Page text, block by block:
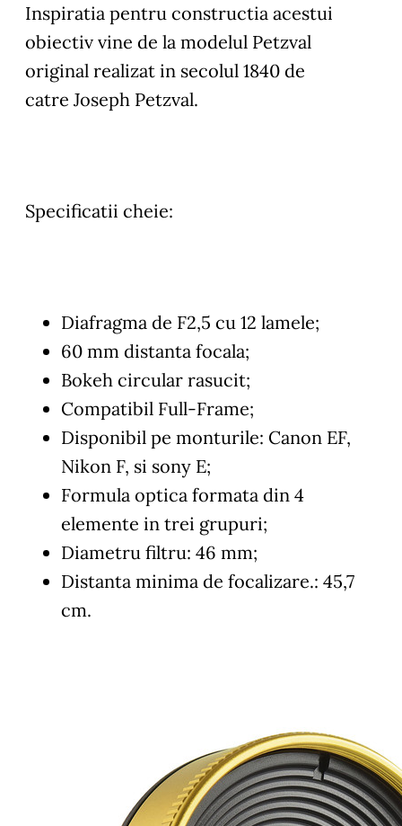
Inspiratia pentru constructia acestui
obiectiv vine de la modelul Petzval
original realizat in secolul 1840 de
catre Joseph Petzval.
Specificatii cheie:
Diafragma de F2,5 cu 12 lamele;
60 mm distanta focala;
Bokeh circular rasucit;
Compatibil Full-Frame;
Disponibil pe monturile: Canon EF,
Nikon F, si sony E;
Formula optica formata din 4
elemente in trei grupuri;
Diametru filtru: 46 mm;
Distanta minima de focalizare.: 45,7
cm.